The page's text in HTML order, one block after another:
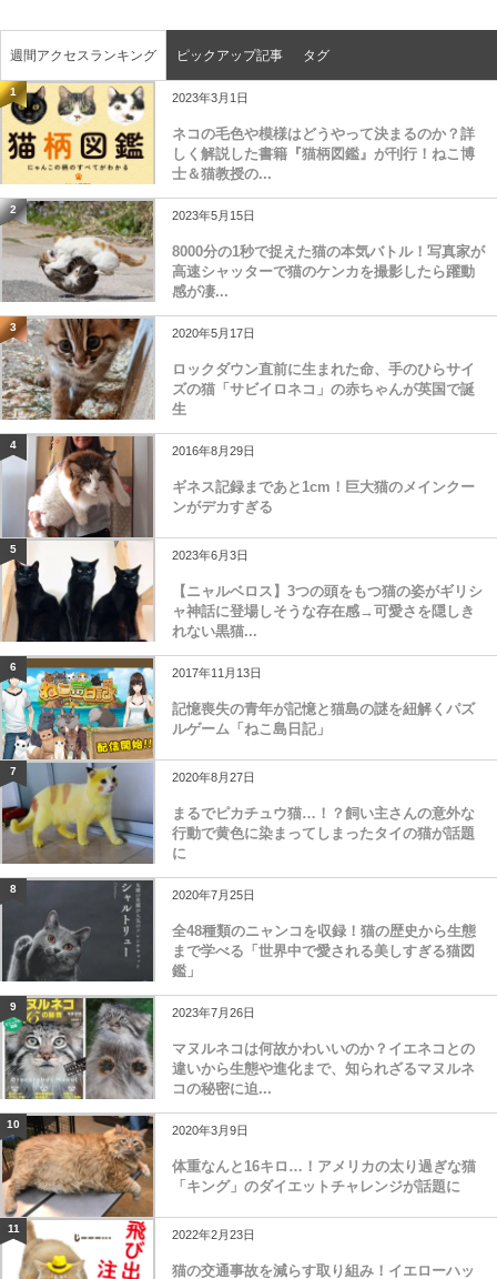
週間アクセスランキング ピックアップ記事 タグ
1 2023年3月1日
ネコの毛色や模様はどうやって決まるのか？詳
しく解説した書籍『猫柄図鑑』が刊行！ねこ博
士＆猫教授の...
2 2023年5月15日
8000分の1秒で捉えた猫の本気バトル！写真家が
高速シャッターで猫のケンカを撮影したら躍動
感が凄...
3 2020年5月17日
ロックダウン直前に生まれた命、手のひらサイ
ズの猫「サビイロネコ」の赤ちゃんが英国で誕
生
4 2016年8月29日
ギネス記録まであと1cm！巨大猫のメインクー
ンがデカすぎる
5 2023年6月3日
【ニャルベロス】3つの頭をもつ猫の姿がギリシ
ャ神話に登場しそうな存在感→可愛さを隠しき
れない黒猫...
6 2017年11月13日
記憶喪失の青年が記憶と猫島の謎を紐解くパズ
ルゲーム「ねこ島日記」
7 2020年8月27日
まるでピカチュウ猫…！？飼い主さんの意外な
行動で黄色に染まってしまったタイの猫が話題
に
8 2020年7月25日
全48種類のニャンコを収録！猫の歴史から生態
まで学べる「世界中で愛される美しすぎる猫図
鑑」
9 2023年7月26日
マヌルネコは何故かわいいのか？イエネコとの
違いから生態や進化まで、知られざるマヌルネ
コの秘密に迫...
10 2020年3月9日
体重なんと16キロ…！アメリカの太り過ぎな猫
「キング」のダイエットチャレンジが話題に
11 2022年2月23日
猫の交通事故を減らす取り組み！イエローハッ